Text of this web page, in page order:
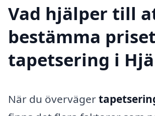
Vad hjälper till
bestämma
tapetsering i
När du överväger